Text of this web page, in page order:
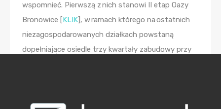
wspomnieć. Pierwszą z nich stanowi II etap Oazy
Bronowice [KLIK], w ramach którego na ostatnich
niezagospodarowanych działkach powstaną
dopełniające osiedle trzy kwartały zabudowy przy